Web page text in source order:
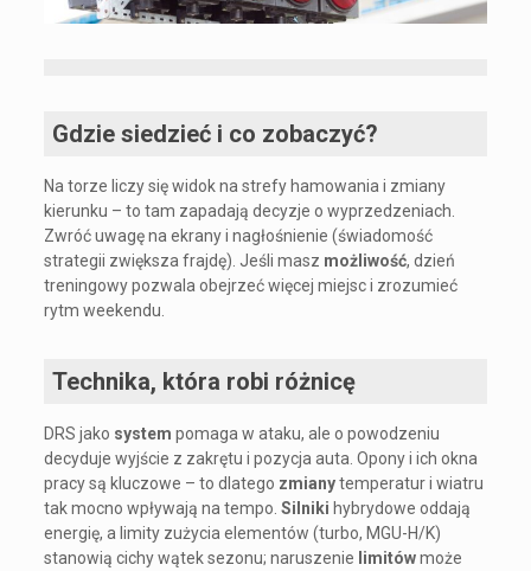
Gdzie siedzieć i co zobaczyć?
Na torze liczy się widok na strefy hamowania i zmiany
kierunku – to tam zapadają decyzje o wyprzedzeniach.
Zwróć uwagę na ekrany i nagłośnienie (świadomość
strategii zwiększa frajdę). Jeśli masz możliwość, dzień
treningowy pozwala obejrzeć więcej miejsc i zrozumieć
rytm weekendu.
Technika, która robi różnicę
DRS jako system pomaga w ataku, ale o powodzeniu
decyduje wyjście z zakrętu i pozycja auta. Opony i ich okna
pracy są kluczowe – to dlatego zmianytemperatur i wiatru
tak mocno wpływają na tempo. Silniki hybrydowe oddają
energię, a limity zużycia elementów (turbo, MGU-H/K)
stanowią cichy wątek sezonu; naruszenie limitówmoże